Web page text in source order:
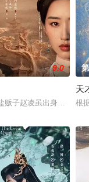
9.0
贩子赵凌虽出身草莽，
天
根